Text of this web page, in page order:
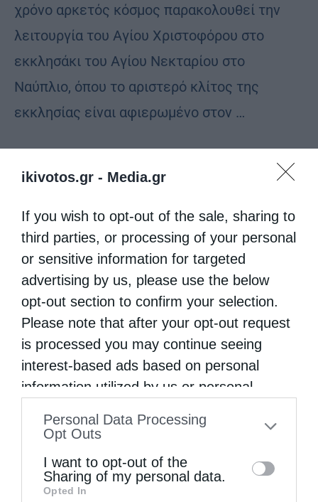
ikivotos.gr - Media.gr
If you wish to opt-out of the sale, sharing to
third parties, or processing of your personal
or sensitive information for targeted
advertising by us, please use the below
opt-out section to confirm your selection.
Please note that after your opt-out request
is processed you may continue seeing
interest-based ads based on personal
information utilized by us or personal
to your opt-out. You may separately opt-out
information by third parties on the IAB’s list
of downstream participants. This
Personal Data Processing
Opt Outs
I want to opt-out of the
Sharing of my personal data.
Opted In
χρόνο αρκετός κόσμος παρακολουθεί την
λειτουργία του Αγίου Χριστοφόρου στο
εκκλησάκι του Αγίου Νεκταρίου στο
Ναύπλιο, όπου το αριστερό κλίτος της
εκκλησίας είναι αφιερωμένο στον …